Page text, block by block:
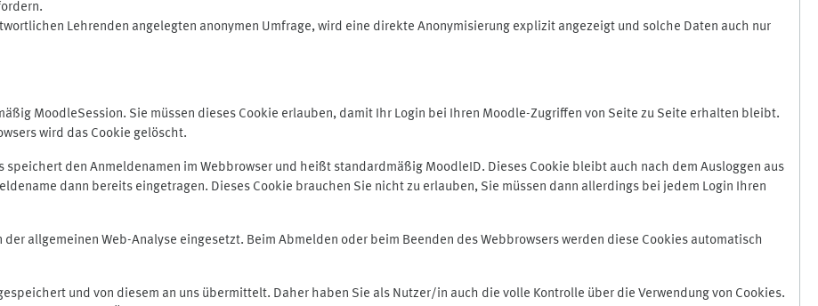
Lehrenden angelegten anonymen Umfrage, wird eine direkte Anonymisierung explizit angezeigt und solche Daten auch nur
MoodleSession. Sie müssen dieses Cookie erlauben, damit Ihr Login bei Ihren Moodle-Zugriffen von Seite zu Seite erhalten bleibt.
wird das Cookie gelöscht.
den Anmeldenamen im Webbrowser und heißt standardmäßig MoodleID. Dieses Cookie bleibt auch nach dem Ausloggen aus
dann bereits eingetragen. Dieses Cookie brauchen Sie nicht zu erlauben, Sie müssen dann allerdings bei jedem Login Ihren
allgemeinen Web-Analyse eingesetzt. Beim Abmelden oder beim Beenden des Webbrowsers werden diese Cookies automatisch
und von diesem an uns übermittelt. Daher haben Sie als Nutzer/in auch die volle Kontrolle über die Verwendung von Cookies.